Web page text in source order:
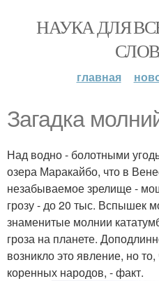
НАУКА ДЛЯ
главная
Загадка
Над водно - болотными
озера Маракайбо, что в
незабываемое зрелище -
грозу - до 20 тыс. Вспышек
знаменитые молнии
гроза на планете.
возникло это явление, но
коренных народов, - факт.